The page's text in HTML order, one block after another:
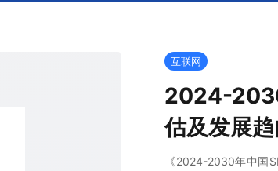
互联网
2024-
估及发展
《2024-2030年中国